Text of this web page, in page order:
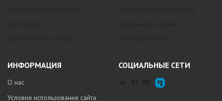
ИНФОРМАЦИЯ
О нас
Условия использования сайта
СОЦИАЛЬНЫЕ СЕТИ